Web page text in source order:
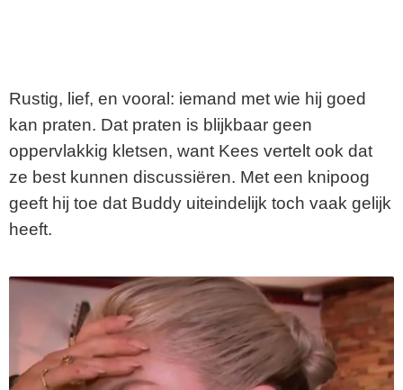
Rustig, lief, en vooral: iemand met wie hij goed
kan praten. Dat praten is blijkbaar geen
oppervlakkig kletsen, want Kees vertelt ook dat
ze best kunnen discussiëren. Met een knipoog
geeft hij toe dat Buddy uiteindelijk toch vaak gelijk
heeft.